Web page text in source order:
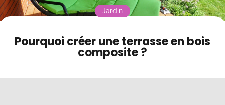
Pourquoi créer une terrasse en bois
composite ?
Jardin